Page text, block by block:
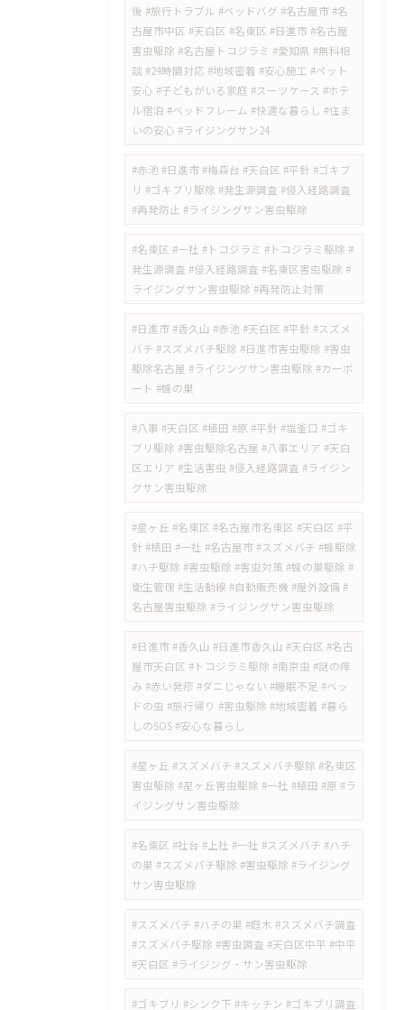
後 #旅行トラブル #ベッドバグ #名古屋市 #名
古屋市中区 #天白区 #名東区 #日進市 #名古屋
害虫駆除 #名古屋トコジラミ #愛知県 #無料相
談 #24時間対応 #地域密着 #安心施工 #ペット
安心 #子どもがいる家庭 #スーツケース #ホテ
ル宿泊 #ベッドフレーム #快適な暮らし #住ま
いの安心 #ライジングサン24
#赤池 #日進市 #梅森台 #天白区 #平針 #ゴキブ
リ #ゴキブリ駆除 #発生源調査 #侵入経路調査
#再発防止 #ライジングサン害虫駆除
#名東区 #一社 #トコジラミ #トコジラミ駆除 #
発生源調査 #侵入経路調査 #名東区害虫駆除 #
ライジングサン害虫駆除 #再発防止対策
#日進市 #香久山 #赤池 #天白区 #平針 #スズメ
バチ #スズメバチ駆除 #日進市害虫駆除 #害虫
駆除名古屋 #ライジングサン害虫駆除 #カーポ
ート #蜂の巣
#八事 #天白区 #植田 #原 #平針 #塩釜口 #ゴキ
ブリ駆除 #害虫駆除名古屋 #八事エリア #天白
区エリア #生活害虫 #侵入経路調査 #ライジン
グサン害虫駆除
#星ヶ丘 #名東区 #名古屋市名東区 #天白区 #平
針 #植田 #一社 #名古屋市 #スズメバチ #蜂駆除
#ハチ駆除 #害虫駆除 #害虫対策 #蜂の巣駆除 #
衛生管理 #生活動線 #自動販売機 #屋外設備 #
名古屋害虫駆除 #ライジングサン害虫駆除
​#日進市 #香久山 #日進市香久山 #天白区 #名古
屋市天白区 #トコジラミ駆除 #南京虫 #謎の痒
み #赤い発疹 #ダニじゃない #睡眠不足 #ベッ
ドの虫 #旅行帰り #害虫駆除 #地域密着 #暮ら
しのSOS #安心な暮らし
#星ヶ丘 #スズメバチ #スズメバチ駆除 #名東区
害虫駆除 #星ヶ丘害虫駆除 #一社 #植田 #原 #ラ
イジングサン害虫駆除
#名東区 #社台 #上社 #一社 #スズメバチ #ハチ
の巣 #スズメバチ駆除 #害虫駆除 #ライジング
サン害虫駆除
#スズメバチ #ハチの巣 #庭木 #スズメバチ調査
#スズメバチ駆除 #害虫調査 #天白区中平 #中平
#天白区 #ライジング・サン害虫駆除
#ゴキブリ #シンク下 #キッチン #ゴキブリ調査